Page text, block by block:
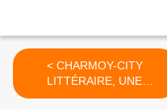
< CHARMOY-CITY
LITTÉRAIRE, UNE
RÉMINISCENCE POSSIBLE